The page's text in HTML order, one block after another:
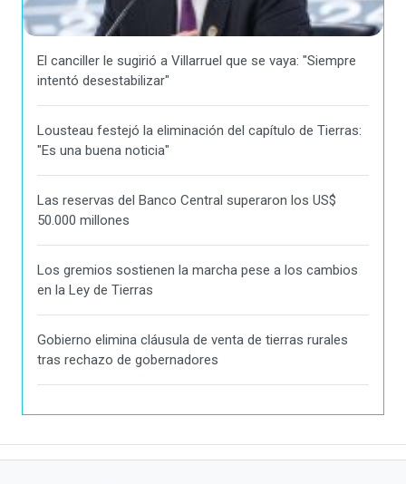
El canciller le sugirió a Villarruel que se vaya: "Siempre
intentó desestabilizar"
Lousteau festejó la eliminación del capítulo de Tierras:
"Es una buena noticia"
Las reservas del Banco Central superaron los US$
50.000 millones
Los gremios sostienen la marcha pese a los cambios
en la Ley de Tierras
Gobierno elimina cláusula de venta de tierras rurales
tras rechazo de gobernadores